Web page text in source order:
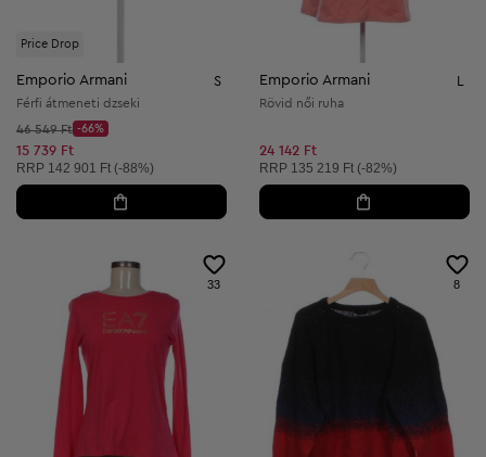
Price Drop
Emporio Armani S
Férfi átmeneti dzseki
Kezdő ár:
46 549 Ft
Discount Price:
-66%
Csökkentett ár:
15 739 Ft
Ajánlott ár:
RRP 142 901 Ft (-88%)
Emporio Armani L
Rövid női ruha
24 142 Ft
Ajánlott ár:
RRP 135 219 Ft (-82%)
33 8